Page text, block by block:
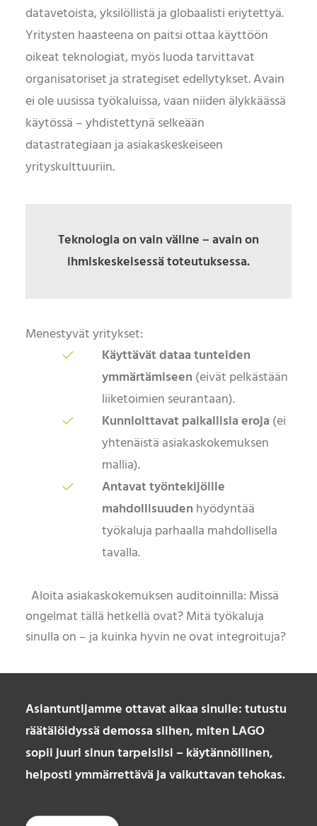
datavetoista, yksilöllistä ja globaalisti eriytettyä.
Yritysten haasteena on paitsi ottaa käyttöön
oikeat teknologiat, myös luoda tarvittavat
organisatoriset ja strategiset edellytykset. Avain
ei ole uusissa työkaluissa, vaan niiden älykkäässä
käytössä – yhdistettynä selkeään
datastrategiaan ja asiakaskeskeiseen
yrityskulttuuriin.
Teknologia on vain väline – avain on
ihmiskeskeisessä toteutuksessa.
Menestyvät yritykset:
Käyttävät dataa tunteiden
ymmärtämiseen (eivät pelkästään
liiketoimien seurantaan).
Kunnioittavat paikallisia eroja (ei
yhtenäistä asiakaskokemuksen
mallia).
Antavat työntekijöille
mahdollisuuden hyödyntää
työkaluja parhaalla mahdollisella
tavalla.
Aloita asiakaskokemuksen auditoinnilla: Missä
ongelmat tällä hetkellä ovat? Mitä työkaluja
sinulla on – ja kuinka hyvin ne ovat integroituja?
Asiantuntijamme ottavat aikaa sinulle: tutustu
räätälöidyssä demossa siihen, miten LAGO
sopii juuri sinun tarpeisiisi – käytännöllinen,
helposti ymmärrettävä ja vaikuttavan tehokas.